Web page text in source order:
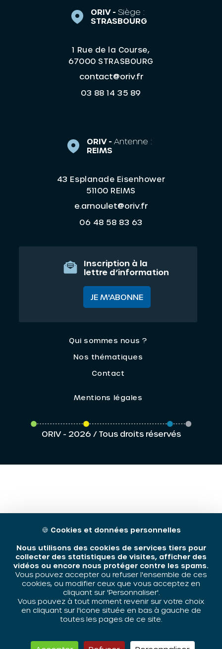
ORIV - Siège :
STRASBOURG
1 Rue de la Course,
67000 STRASBOURG
contact@oriv.fr
03 88 14 35 89
ORIV - Antenne :
REIMS
43 Esplanade Eisenhower
51100 REIMS
e.arnoulet@oriv.fr
06 48 58 83 63
Inscription à la
lettre d’information
JE M'ABONNE
Qui sommes nous ?
Nos thématiques
Contact
Mentions légales
ORIV - 2026 / Tous droits réservés
🍪 Cookies et données personnelles
Nous utilisons des cookies de services tiers pour
collecter des statistiques de visites, afficher des
vidéos ou encore nous protéger contre les spams.
Vous pouvez accepter ou refuser l'ensemble de ces
cookies, ou modifier ceux que vous acceptez en
cliquant sur 'Personnaliser'.
Vous pouvez à tout moment revenir sur votre choix
en cliquant sur l'icone située en bas à gauche de
toutes les pages de ce site.